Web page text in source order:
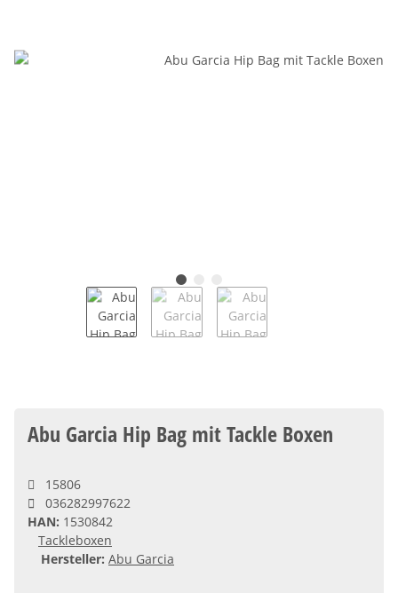
Abu Garcia Hip Bag mit Tackle Boxen
15806
036282997622
HAN: 1530842
Tackleboxen
Hersteller: Abu Garcia